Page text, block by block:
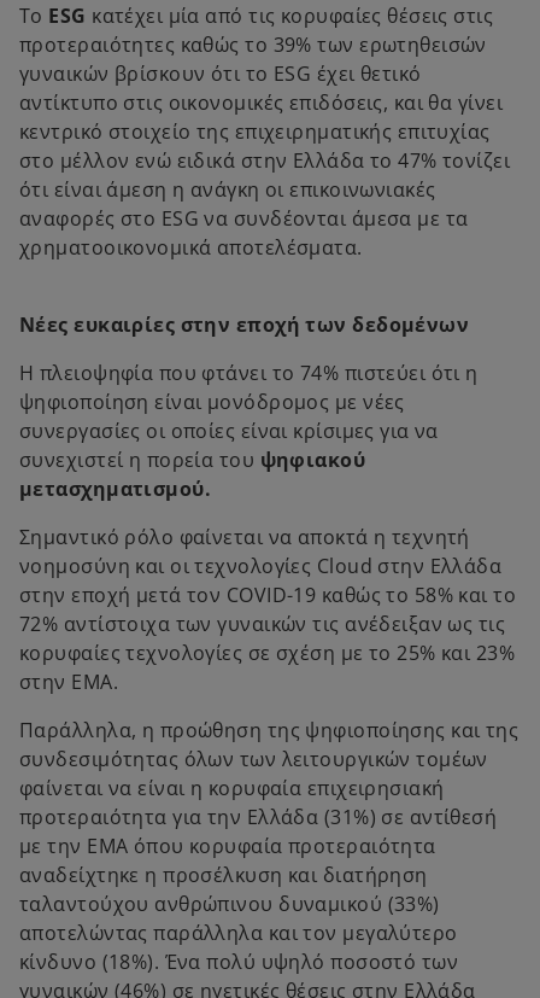
Το ESG κατέχει μία από τις κορυφαίες θέσεις στις
προτεραιότητες καθώς το 39% των ερωτηθεισών
γυναικών βρίσκουν ότι το ESG έχει θετικό
αντίκτυπο στις οικονομικές επιδόσεις, και θα γίνει
κεντρικό στοιχείο της επιχειρηματικής επιτυχίας
στο μέλλον ενώ ειδικά στην Ελλάδα το 47% τονίζει
ότι είναι άμεση η ανάγκη οι επικοινωνιακές
αναφορές στο ESG να συνδέονται άμεσα με τα
χρηματοοικονομικά αποτελέσματα.
Νέες ευκαιρίες στην εποχή των δεδομένων
Η πλειοψηφία που φτάνει το 74% πιστεύει ότι η
ψηφιοποίηση είναι μονόδρομος με νέες
συνεργασίες οι οποίες είναι κρίσιμες για να
συνεχιστεί η πορεία του ψηφιακού
μετασχηματισμού.
Σημαντικό ρόλο φαίνεται να αποκτά η τεχνητή
νοημοσύνη και οι τεχνολογίες Cloud στην Ελλάδα
στην εποχή μετά τον COVID-19 καθώς το 58% και το
72% αντίστοιχα των γυναικών τις ανέδειξαν ως τις
κορυφαίες τεχνολογίες σε σχέση με το 25% και 23%
στην ΕΜΑ.
Παράλληλα, η προώθηση της ψηφιοποίησης και της
συνδεσιμότητας όλων των λειτουργικών τομέων
φαίνεται να είναι η κορυφαία επιχειρησιακή
προτεραιότητα για την Ελλάδα (31%) σε αντίθεσή
με την ΕΜΑ όπου κορυφαία προτεραιότητα
αναδείχτηκε η προσέλκυση και διατήρηση
ταλαντούχου ανθρώπινου δυναμικού (33%)
αποτελώντας παράλληλα και τον μεγαλύτερο
κίνδυνο (18%). Ένα πολύ υψηλό ποσοστό των
γυναικών (46%) σε ηγετικές θέσεις στην Ελλάδα